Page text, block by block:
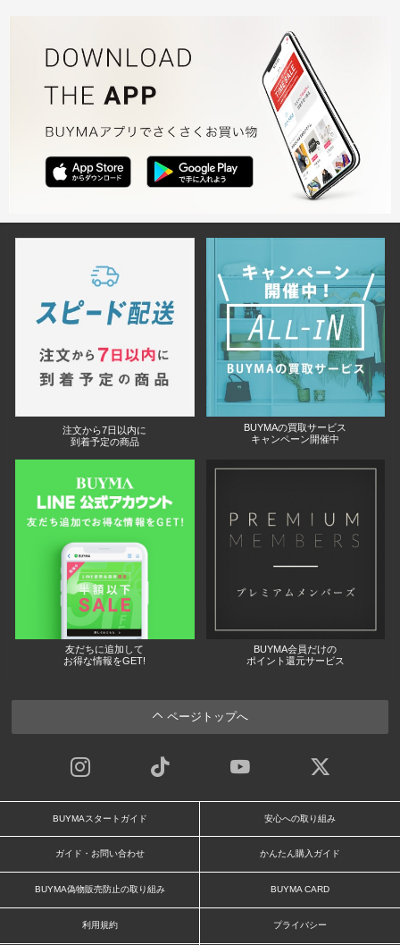
注文から7日以内に
到着予定の商品
BUYMAの買取サービス
キャンペーン開催中
友だちに追加して
お得な情報をGET!
BUYMA会員だけの
ポイント還元サービス
ページトップへ
BUYMAスタートガイド 安心への取り組み
ガイド・お問い合わせ かんたん購入ガイド
BUYMA偽物販売防止の取り組み BUYMA CARD
利用規約 プライバシー